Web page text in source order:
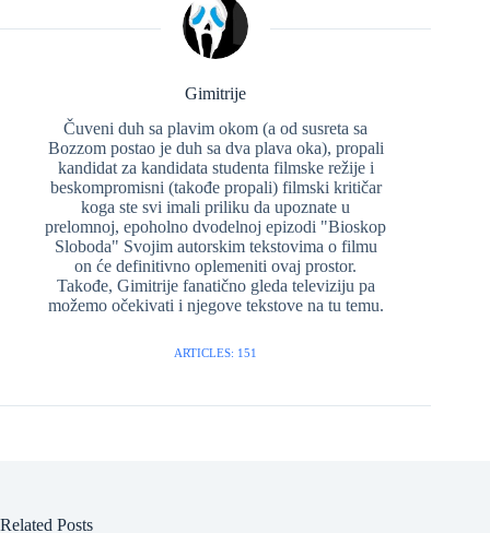
Gimitrije
Čuveni duh sa plavim okom (a od susreta sa
Bozzom postao je duh sa dva plava oka), propali
kandidat za kandidata studenta filmske režije i
beskompromisni (takođe propali) filmski kritičar
koga ste svi imali priliku da upoznate u
prelomnoj, epoholno dvodelnoj epizodi "Bioskop
Sloboda" Svojim autorskim tekstovima o filmu
on će definitivno oplemeniti ovaj prostor.
Takođe, Gimitrije fanatično gleda televiziju pa
možemo očekivati i njegove tekstove na tu temu.
ARTICLES: 151
Related Posts